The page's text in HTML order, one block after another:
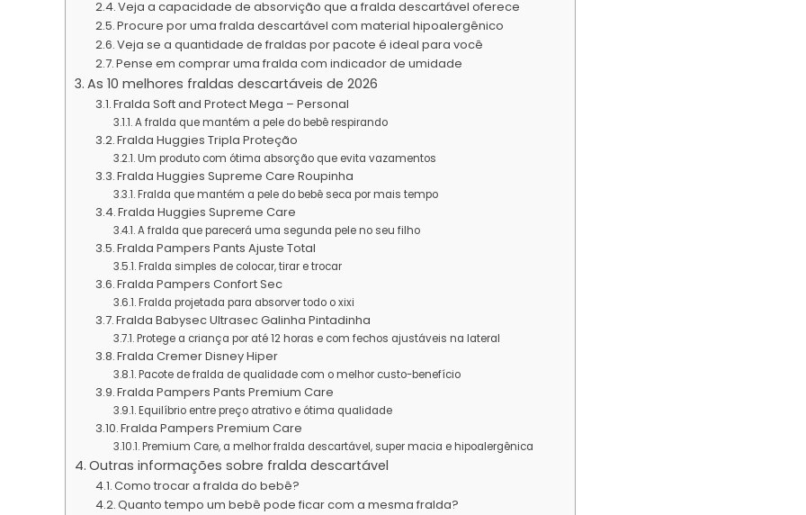
Veja a capacidade de absorvição que a fralda descartável oferece
Procure por uma fralda descartável com material hipoalergênico
Veja se a quantidade de fraldas por pacote é ideal para você
Pense em comprar uma fralda com indicador de umidade
As 10 melhores fraldas descartáveis de 2026
Fralda Soft and Protect Mega – Personal
A fralda que mantém a pele do bebê respirando
Fralda Huggies Tripla Proteção
Um produto com ótima absorção que evita vazamentos
Fralda Huggies Supreme Care Roupinha
Fralda que mantém a pele do bebê seca por mais tempo
Fralda Huggies Supreme Care
A fralda que parecerá uma segunda pele no seu filho
Fralda Pampers Pants Ajuste Total
Fralda simples de colocar, tirar e trocar
Fralda Pampers Confort Sec
Fralda projetada para absorver todo o xixi
Fralda Babysec Ultrasec Galinha Pintadinha
Protege a criança por até 12 horas e com fechos ajustáveis na lateral
Fralda Cremer Disney Hiper
Pacote de fralda de qualidade com o melhor custo-benefício
Fralda Pampers Pants Premium Care
Equilíbrio entre preço atrativo e ótima qualidade
Fralda Pampers Premium Care
Premium Care, a melhor fralda descartável, super macia e hipoalergênica
Outras informações sobre fralda descartável
Como trocar a fralda do bebê?
Quanto tempo um bebê pode ficar com a mesma fralda?